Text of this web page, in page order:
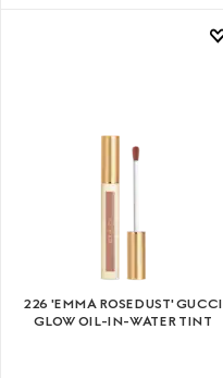
226 'EMMA ROSEDUST' GUCCI
GLOW OIL-IN-WATER TINT